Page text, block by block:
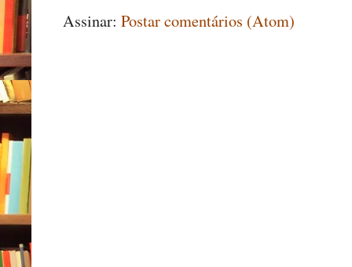
Assinar: Postar comentários (Atom)